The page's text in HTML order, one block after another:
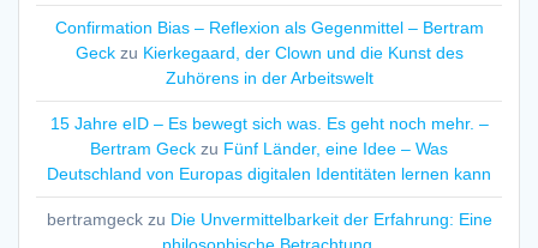
Confirmation Bias – Reflexion als Gegenmittel – Bertram
Geckzu Kierkegaard, der Clown und die Kunst des
Zuhörens in der Arbeitswelt
15 Jahre eID – Es bewegt sich was. Es geht noch mehr. –
Bertram Geck zu Fünf Länder, eine Idee – Was
Deutschland von Europas digitalen Identitäten lernen kann
bertramgeckzu Die Unvermittelbarkeit der Erfahrung: Eine